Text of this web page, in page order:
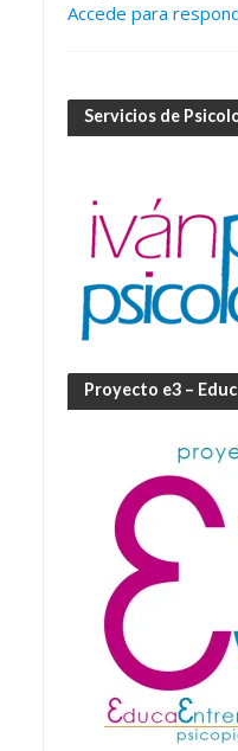
Accede para
Servicios de
Proyecto e3 –